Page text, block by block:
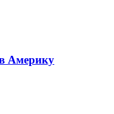
Америку